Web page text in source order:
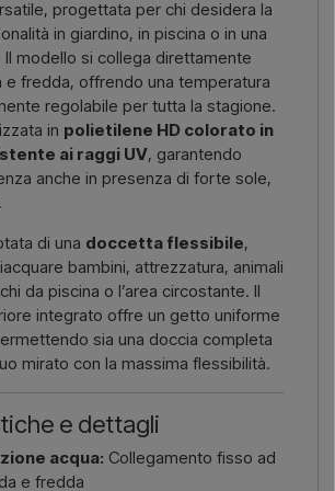
progettata per chi desidera la
in giardino, in piscina o in una
Il modello si collega direttamente
e fredda, offrendo una temperatura
regolabile per tutta la stagione.
in polietilene HD colorato in
ai raggi UV, garantendo
anche in presenza di forte sole,
di una doccetta flessibile,
bambini, attrezzatura, animali
da piscina o l’area circostante. Il
integrato offre un getto uniforme
sia una doccia completa
mirato con la massima flessibilità.
e dettagli
acqua: Collegamento fisso ad
e fredda